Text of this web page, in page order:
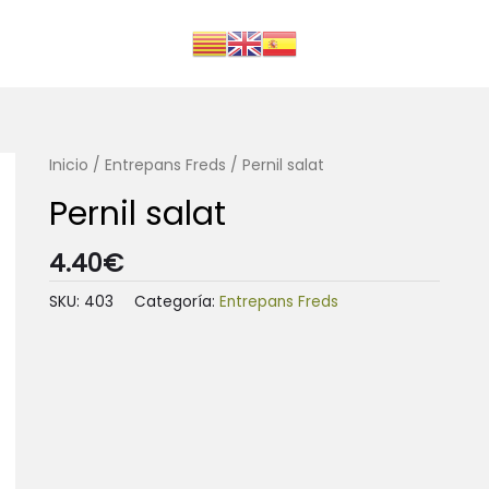
Inicio / Entrepans Freds / Pernil salat
Pernil salat
4.40€
SKU: 403 Categoría: Entrepans Freds